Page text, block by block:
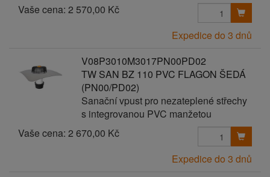
Vaše cena: 2 570,00 Kč
Expedice do 3 dnů
V08P3010M3017PN00PD02
TW SAN BZ 110 PVC FLAGON ŠEDÁ
(PN00/PD02)
Sanační vpust pro nezateplené střechy
s integrovanou PVC manžetou
Vaše cena: 2 670,00 Kč
Expedice do 3 dnů